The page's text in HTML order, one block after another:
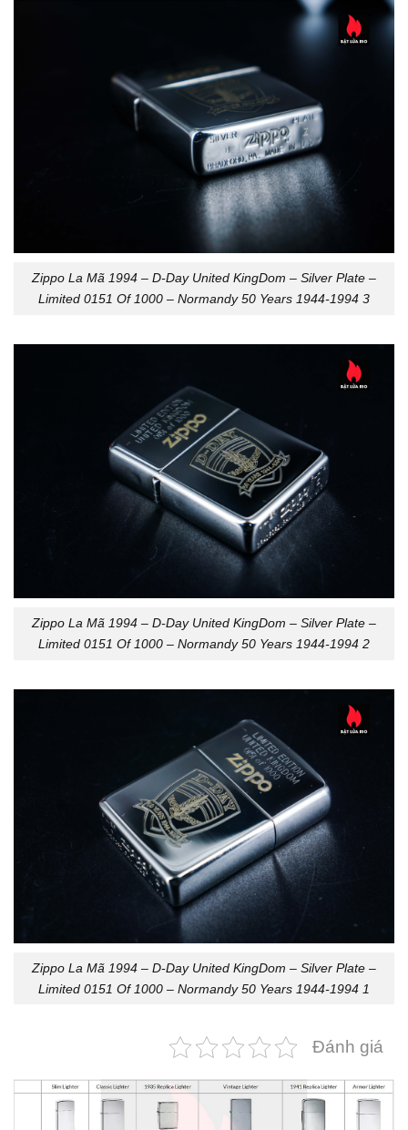
Zippo La Mã 1994 – D-Day United KingDom – Silver Plate –
Limited 0151 Of 1000 – Normandy 50 Years 1944-1994 3
Zippo La Mã 1994 – D-Day United KingDom – Silver Plate –
Limited 0151 Of 1000 – Normandy 50 Years 1944-1994 2
Zippo La Mã 1994 – D-Day United KingDom – Silver Plate –
Limited 0151 Of 1000 – Normandy 50 Years 1944-1994 1
Đánh giá